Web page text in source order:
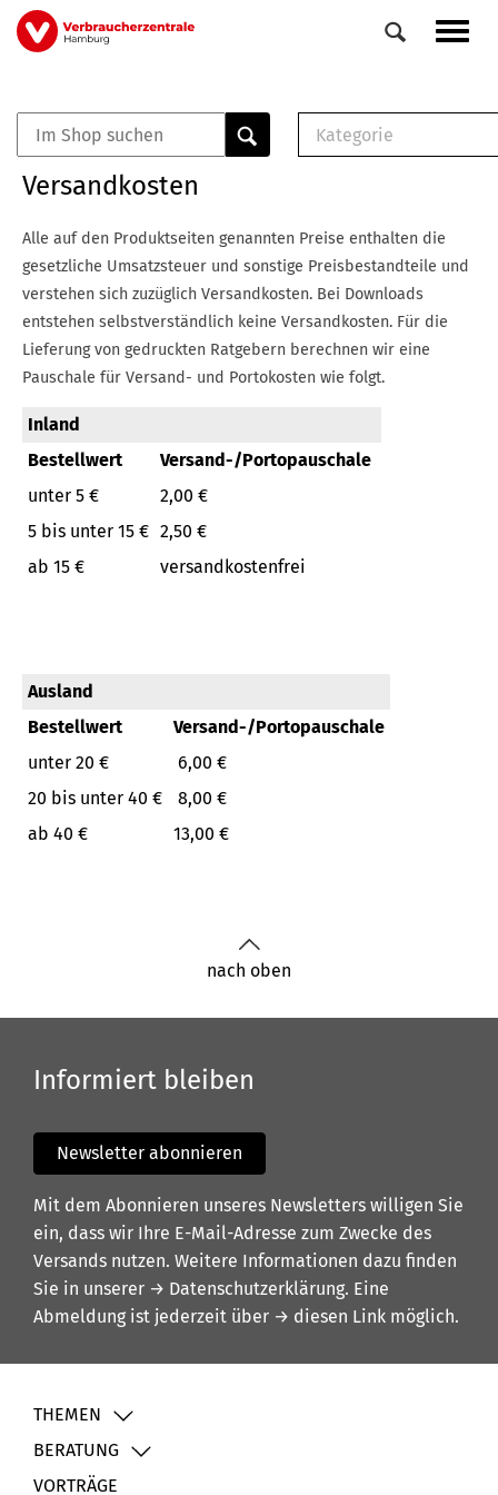
Direkt
zum
Veranstaltungen
0
Kategorie
E-Broschüre
Checklisten (PDF)
Broschüre
Buch
Versandkosten
Alle auf den Produktseiten genannten Preise enthalten die
gesetzliche Umsatzsteuer und sonstige Preisbestandteile und
verstehen sich zuzüglich Versandkosten. Bei Downloads
entstehen selbstverständlich keine Versandkosten. Für die
Lieferung von gedruckten Ratgebern berechnen wir eine
Pauschale für Versand- und Portokosten wie folgt.
Inland
Bestellwert
Versand-/Portopauschale
unter 5 €
2,00 €
5 bis unter 15 € 2,50 €
ab 15 €
versandkostenfrei
Ausland
Bestellwert
Versand-/Portopauschale
unter 20 €
6,00 €
20 bis unter 40 €
8,00 €
ab 40 €
13,00 €
nach oben
Informiert bleiben
Newsletter abonnieren
Mit dem Abonnieren unseres Newsletters willigen Sie
ein, dass wir Ihre E-Mail-Adresse zum Zwecke des
Versands nutzen. Weitere Informationen dazu finden
Sie in unserer → Datenschutzerklärung. Eine
Abmeldung ist jederzeit über → diesen Link möglich.
THEMEN
BERATUNG
VORTRÄGE